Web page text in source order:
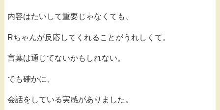
内容はたいして重要じゃなくても、
Rちゃんが反応してくれることがうれしくて。
言葉は通じてないかもしれない。
でも確かに、
会話をしている実感がありました。